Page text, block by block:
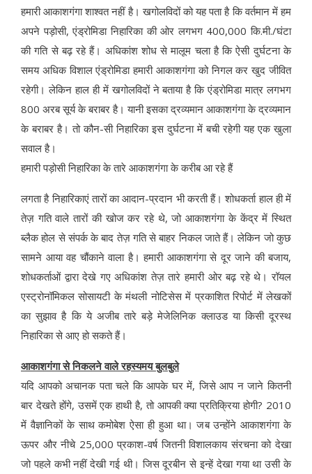
हमारी आकाशगंगा शाश्वत नहीं है। खगोलविदों को यह पता है कि वर्तमान में हम
अपने पड़ोसी, एंड्रोमिडा निहारिका की ओर लगभग 400,000 कि.मी./घंटा
की गति से बढ़ रहे हैं। अधिकांश शोध से मालूम चला है कि ऐसी दुर्घटना के
समय अधिक विशाल एंड्रोमिडा हमारी आकाशगंगा को निगल कर खुद जीवित
रहेगी। लेकिन हाल ही में खगोलविदों ने बताया है कि एंड्रोमिडा मात्र लगभग
800 अरब सूर्य के बराबर है। यानी इसका द्रव्यमान आकाशगंगा के द्रव्यमान
के बराबर है। तो कौन-सी निहारिका इस दुर्घटना में बची रहेगी यह एक खुला
सवाल है।
हमारी पड़ोसी निहारिका के तारे आकाशगंगा के करीब आ रहे हैं
लगता है निहारिकाएं तारों का आदान-प्रदान भी करती हैं। शोधकर्ता हाल ही में
तेज़ गति वाले तारों की खोज कर रहे थे, जो आकाशगंगा के केंद्र में स्थित
ब्लैक होल से संपर्क के बाद तेज़ गति से बाहर निकल जाते हैं। लेकिन जो कुछ
सामने आया वह चौंकाने वाला है। हमारी आकाशगंगा से दूर जाने की बजाय,
शोधकर्ताओं द्वारा देखे गए अधिकांश तेज़ तारे हमारी ओर बढ़ रहे थे। रॉयल
एस्ट्रोनॉमिकल सोसायटी के मंथली नोटिसेस में प्रकाशित रिपोर्ट में लेखकों
का सुझाव है कि ये अजीब तारे बड़े मेजेलिनिक क्लाउड या किसी दूरस्थ
निहारिका से आए हो सकते हैं।
आकाशगंगा से निकलने वाले रहस्यमय बुलबुले
यदि आपको अचानक पता चले कि आपके घर में, जिसे आप न जाने कितनी
बार देखते होंगे, उसमें एक हाथी है, तो आपकी क्या प्रतिक्रिया होगी? 2010
में वैज्ञानिकों के साथ कमोबेश ऐसा ही हुआ था। जब उन्होंने आकाशगंगा के
ऊपर और नीचे 25,000 प्रकाश-वर्ष जितनी विशालकाय संरचना को देखा
जो पहले कभी नहीं देखी गई थी। जिस दूरबीन से इन्हें देखा गया था उसी के